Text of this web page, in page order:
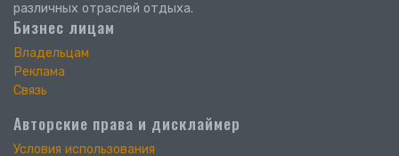
различных отраслей отдыха.
Бизнес лицам
Владельцам
Реклама
Связь
Авторские права и дисклаймер
Условия использования